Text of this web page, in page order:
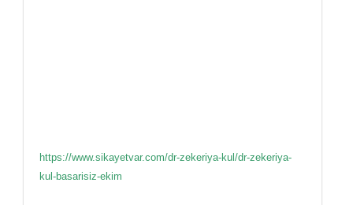
https://www.sikayetvar.com/dr-zekeriya-kul/dr-zekeriya-
kul-basarisiz-ekim